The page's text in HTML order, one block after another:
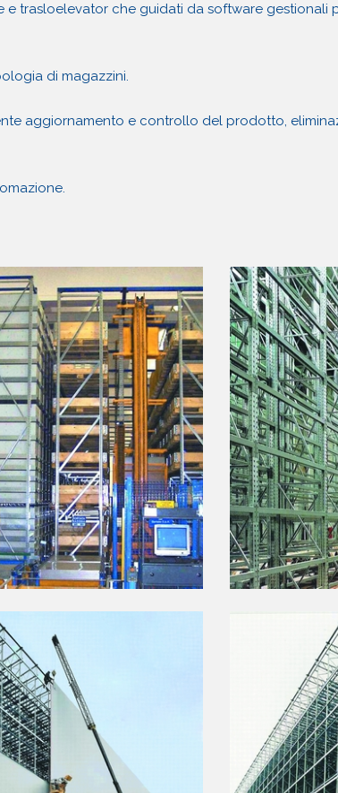
trasloelevator che guidati da software gestionali
di magazzini.
aggiornamento e controllo del prodotto,